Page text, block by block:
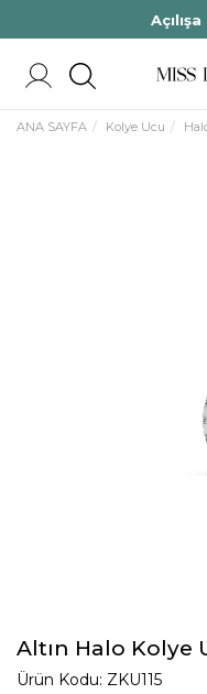
ANA SAYFA Kolye Ucu
Altın Halo Kolye
Ürün Kodu: ZKU115